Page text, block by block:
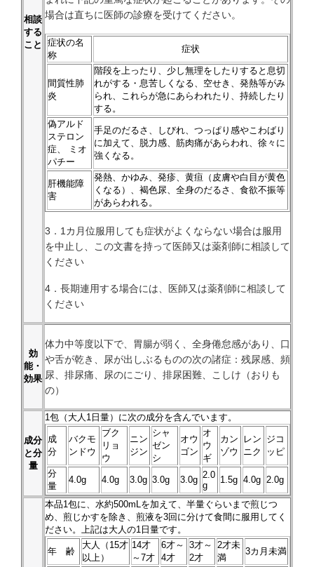
相談
する
こと
場合は直ちに医師の診療を受けてください。
症状の名
称
症状
間質性肺
炎
階段を上ったり、少し無理をしたりすると息切
れがする・息苦しくなる、空せき、発熱等がみ
られ、これらが急にあらわれたり、持続したり
する。
偽アルド
ステロン
症、 ミオ
パチー
手足のだるさ、しびれ、つっぱり感やこわばり
に加えて、脱力感、筋肉痛があらわれ、徐々に
強くなる。
肝機能障
害
発熱、かゆみ、発疹、黄疸（皮膚や白目が黄色
くなる）、褐色尿、全身のだるさ、食欲不振等
があらわれる。
3．1カ月位服用しても症状がよくならない場合は服用
を中止し、この文書を持って医師又は薬剤師に相談して
ください
4．長期連用する場合には、医師又は薬剤師に相談して
ください
効
能・
効果
体力中等度以下で、胃腸が弱く、全身倦怠感があり、口
や舌が乾き、尿が出しぶるものの次の諸症：残尿感、頻
尿、排尿痛、尿のにごり、排尿困難、こしけ（おりも
の）
成分
と分
量
1包（大人1日量）に次の成分を含んでいます。
成
分
バクモ
ンドウ
ブク
リョ
ウ
ニン
ジン
シャ
ゼン
シ
オウ
ゴン
オ
ウ
ギ
カン
ゾウ
レン
ニク
ジコ
ッピ
分
量
4.0g 4.0g 3.0g 3.0g 3.0g 2.0
g
1.5g 4.0g 2.0g
本品1包に、水約500mLを加えて、半量ぐらいまで煎じつ
め、煎じかすを除き、煎液を3回に分けて食間に服用してく
ださい。上記は大人の1日量です。
年 齢
大人（15才
以上）
14才
～7才
6才～
4才
3才～
2才
2才未
満
3カ月未満